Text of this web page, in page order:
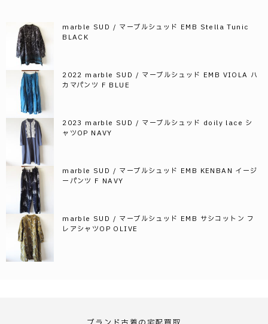
marble SUD / マーブルシュッド EMB Stella Tunic
BLACK
2022 marble SUD / マーブルシュッド EMB VIOLA ハ
カマパンツ F BLUE
2023 marble SUD / マーブルシュッド doily lace シ
ャツOP NAVY
marble SUD / マーブルシュッド EMB KENBAN イージ
ーパンツ F NAVY
marble SUD / マーブルシュッド EMB サシコットン フ
レアシャツOP OLIVE